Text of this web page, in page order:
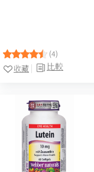
(4)
比較
收藏